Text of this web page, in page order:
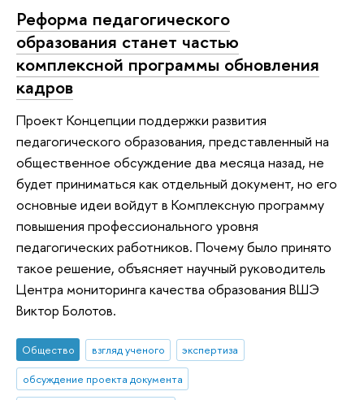
Реформа педагогического
образования станет частью
комплексной программы обновления
кадров
Проект Концепции поддержки развития
педагогического образования, представленный на
общественное обсуждение два месяца назад, не
будет приниматься как отдельный документ, но его
основные идеи войдут в Комплексную программу
повышения профессионального уровня
педагогических работников. Почему было принято
такое решение, объясняет научный руководитель
Центра мониторинга качества образования ВШЭ
Виктор Болотов.
Общество взгляд ученого
экспертиза
обсуждение проекта документа